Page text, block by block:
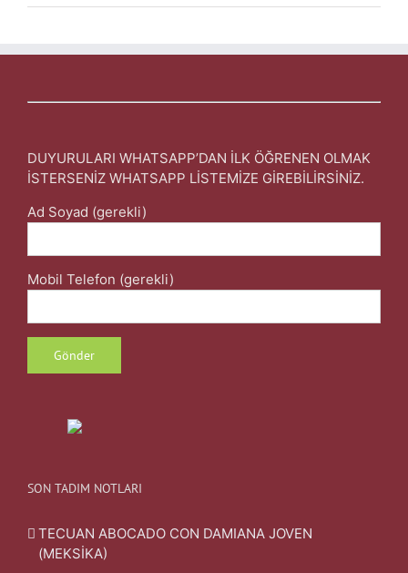
DUYURULARI WHATSAPP’DAN İLK ÖĞRENEN OLMAK
İSTERSENİZ WHATSAPP LİSTEMİZE GİREBİLİRSİNİZ.
Ad Soyad (gerekli)
Mobil Telefon (gerekli)
SON TADIM NOTLARI
TECUAN ABOCADO CON DAMIANA JOVEN
(MEKSİKA)